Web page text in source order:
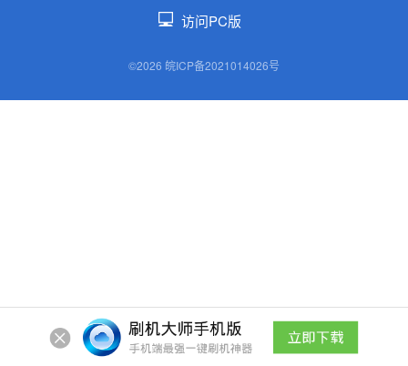
访问PC版
©2026 皖ICP备2021014026号